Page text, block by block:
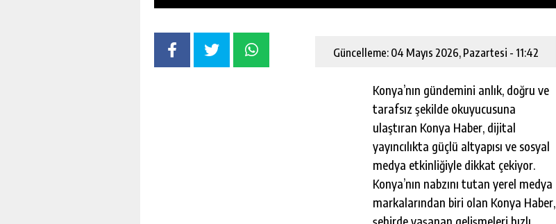
Güncelleme: 04 Mayıs 2026, Pazartesi - 11:42
Konya’nın gündemini anlık, doğru ve
tarafsız şekilde okuyucusuna
ulaştıran Konya Haber, dijital
yayıncılıkta güçlü altyapısı ve sosyal
medya etkinliğiyle dikkat çekiyor.
Konya’nın nabzını tutan yerel medya
markalarından biri olan Konya Haber,